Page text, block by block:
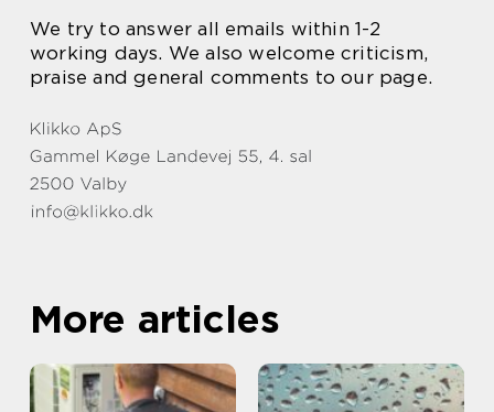
We try to answer all emails within 1-2
working days. We also welcome criticism,
praise and general comments to our page.
More articles